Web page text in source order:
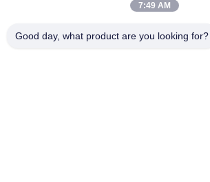
1900N.m 3200r/min Sprag Overrunning
7:49 AM
Good day, what product are you looking for?